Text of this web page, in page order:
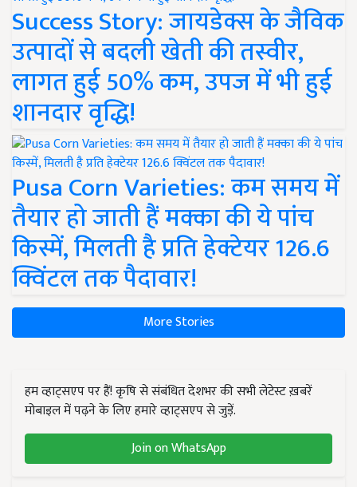
Success Story: जायडेक्स के जैविक
उत्पादों से बदली खेती की तस्वीर,
लागत हुई 50% कम, उपज में भी हुई
शानदार वृद्धि!
Pusa Corn Varieties: कम समय में
तैयार हो जाती हैं मक्का की ये पांच
किस्में, मिलती है प्रति हेक्टेयर 126.6
क्विंटल तक पैदावार!
More Stories
हम व्हाट्सएप पर हैं! कृषि से संबंधित देशभर की सभी लेटेस्ट ख़बरें
मोबाइल में पढ़ने के लिए हमारे व्हाट्सएप से जुड़ें.
Join on WhatsApp